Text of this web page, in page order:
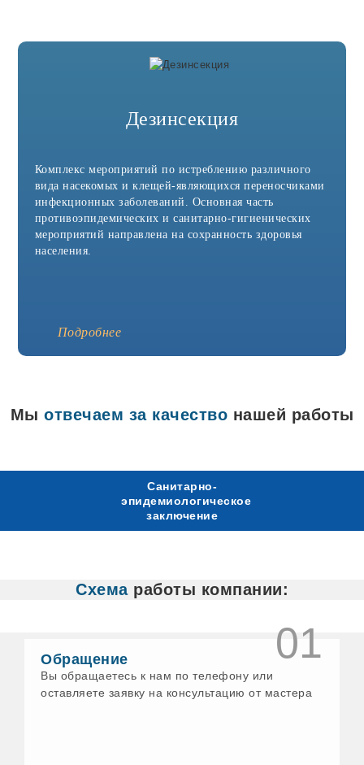
Дезинсекция
Комплекс мероприятий по истреблению различного
вида насекомых и клещей-являющихся переносчиками
инфекционных заболеваний. Основная часть
противоэпидемических и санитарно-гигиенических
мероприятий направлена на сохранность здоровья
населения.
Подробнее
Мы отвечаем за качество нашей работы
Санитарно-
эпидемиологическое
заключение
Схемаработы компании:
01
Обращение
Вы обращаетесь к нам по телефону или
оставляете заявку на консультацию от мастера